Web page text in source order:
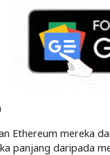
Ethereum mereka
panjang daripada